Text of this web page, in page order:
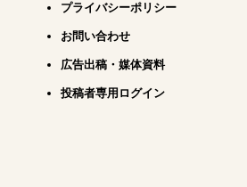
プライバシーポリシー
お問い合わせ
広告出稿・媒体資料
投稿者専用ログイン